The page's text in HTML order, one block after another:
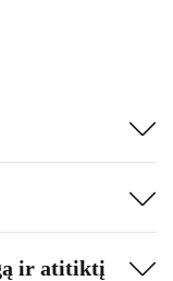
ir atitiktį